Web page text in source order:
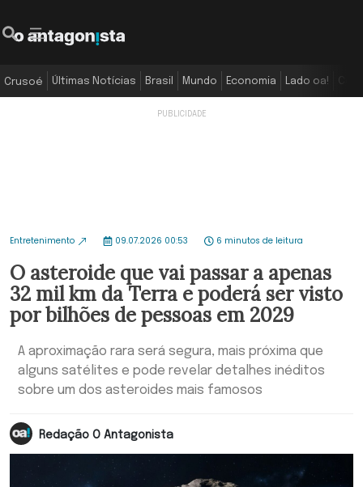
Crusoé Últimas Notícias Brasil Mundo Economia Lado oa!
Entretenimento 09.07.2026 00:53 6 minutos de leitura
O asteroide que vai passar a apenas
32 mil km da Terra e poderá ser visto
por bilhões de pessoas em 2029
A aproximação rara será segura, mais próxima que
alguns satélites e pode revelar detalhes inéditos
sobre um dos asteroides mais famosos
Redação O Antagonista